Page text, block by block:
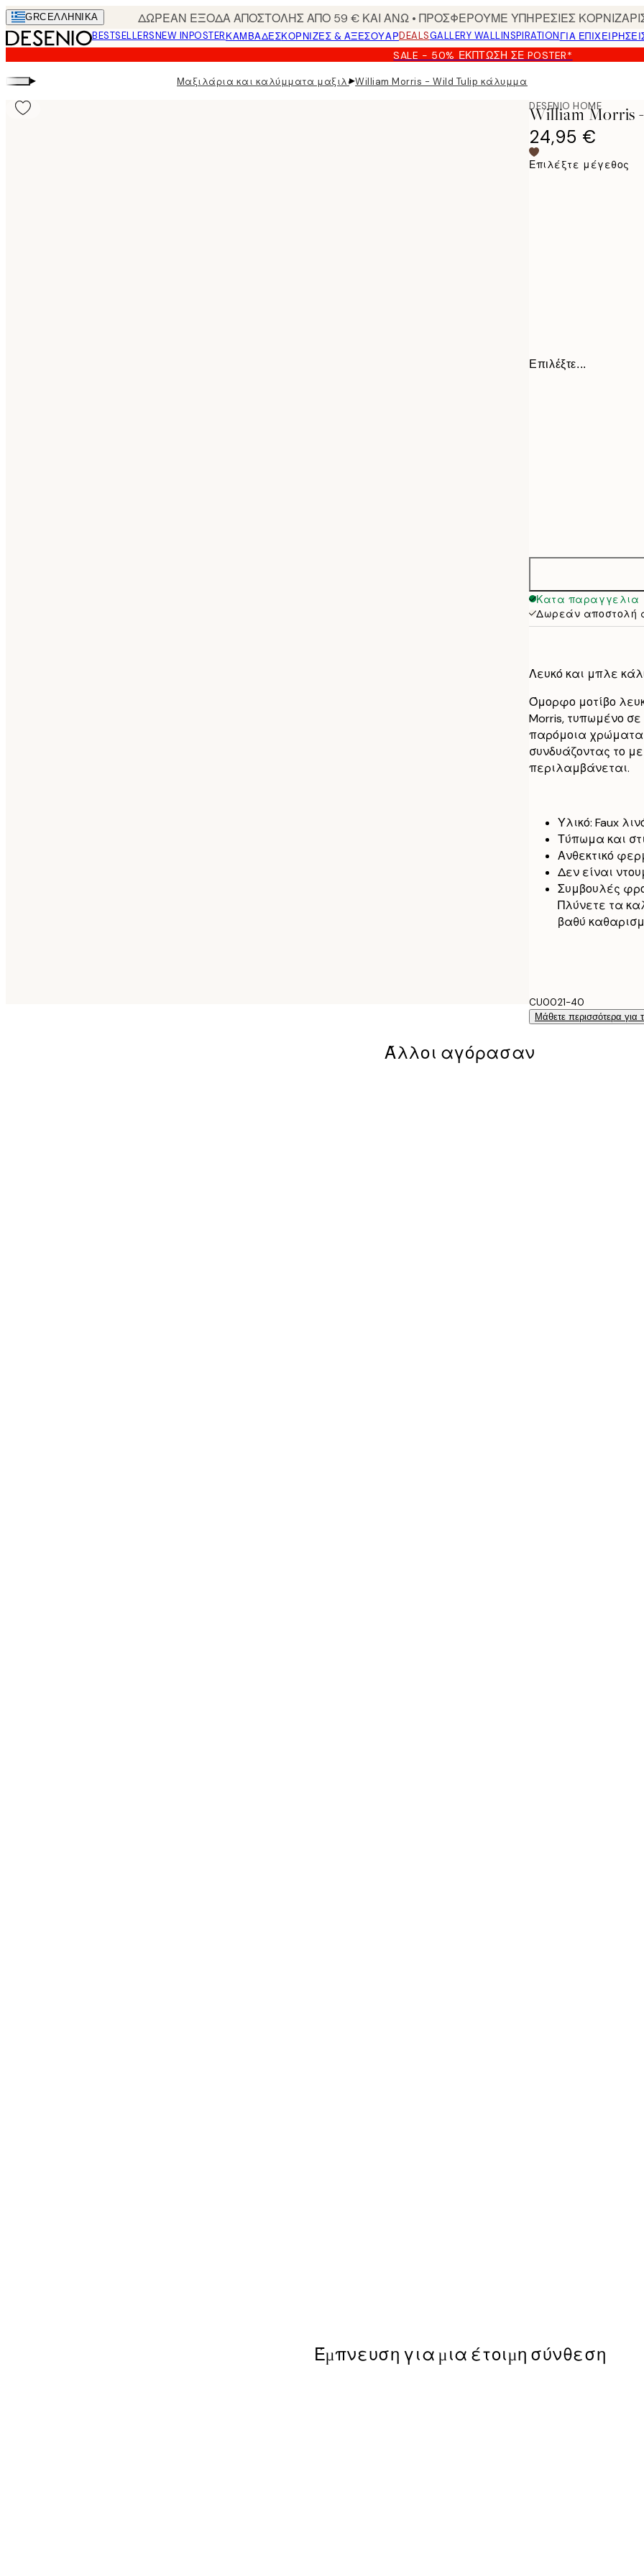
Skip
to
main
content.
GRC ΕΛΛΗΝΙΚΆ ΔΩΡΕΑΝ ΕΞΟΔΑ ΑΠΟΣΤΟΛΗΣ ΑΠΟ 59 € ΚΑΙ ΑΝΩ • ΠΡΟΣΦΕΡΟΥΜΕ ΥΠΗΡΕΣΙΕΣ
BESTSELLERSNEW INPOSTERΚΑΜΒΆΔΕΣΚΟΡΝΊΖΕΣ & ΑΞΕΣΟΥΆΡDEALSGALLERY WALLINSPIRATIONΓΙΑ
SALE - 50% ΈΚΠΤΩΣΗ ΣΕ POSTER*
▸ Μαξιλάρια και καλύμματα μαξιλαριών
▸William Morris - Wild Tulip κάλυμμα μαξιλαριού
DESENIO HOME
William
24,95 €
Επιλέξτε μέγεθος
Επιλέξτε...
50 x 50 cm
50 x 50 cm με
60 x 60 cm με
Κατα παραγγελια
Δωρεάν αποστολή
Λευκό και μπλε
Όμορφο μοτίβο
Morris, τυπωμένο
παρόμοια χρώματα
συνδυάζοντας το
περιλαμβάνεται.
Υλικό: Faux
Τύπωμα και
Ανθεκτικό
Δεν είναι
Συμβουλές
Πλύνετε τα
βαθύ
CU0021-40
Μάθετε περισσότερα για
Άλλοι αγόρασαν
Έμπνευση για μια έτοιμη σύνθεση